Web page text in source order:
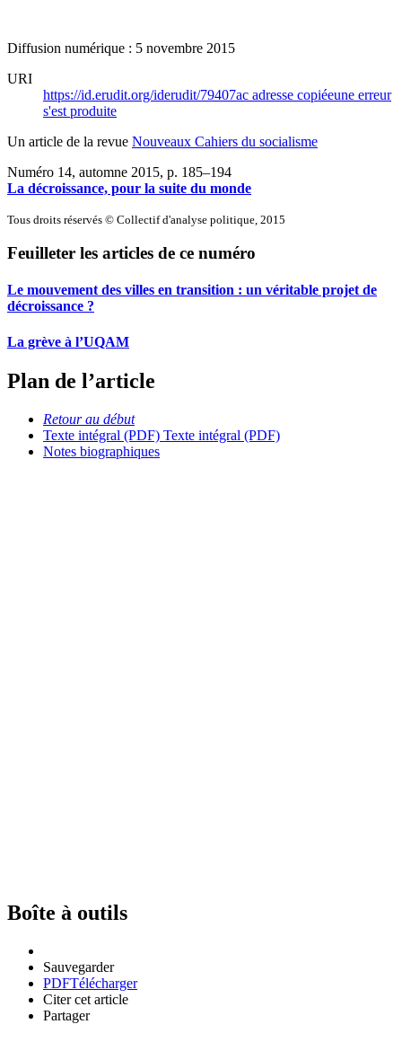
Diffusion numérique : 5 novembre 2015
URI
https://id.erudit.org/iderudit/79407ac adresse copiéeune erreur
s'est produite
Un article de la revue Nouveaux Cahiers du socialisme
Numéro 14, automne 2015, p. 185–194
La décroissance, pour la suite du monde
Tous droits réservés © Collectif d'analyse politique, 2015
Feuilleter les articles de ce numéro
Le mouvement des villes en transition : un véritable projet de
décroissance ?
La grève à l’UQAM
Plan de l’article
Retour au début
Texte intégral (PDF) Texte intégral (PDF)
Notes biographiques
Boîte à outils
Sauvegarder
PDFTélécharger
Citer cet article
Partager